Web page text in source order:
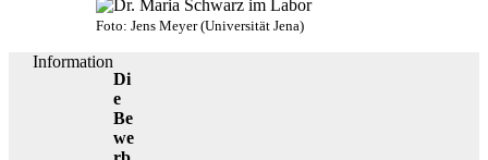
Foto: Jens Meyer (Universität Jena)
Information
Di
e
Be
we